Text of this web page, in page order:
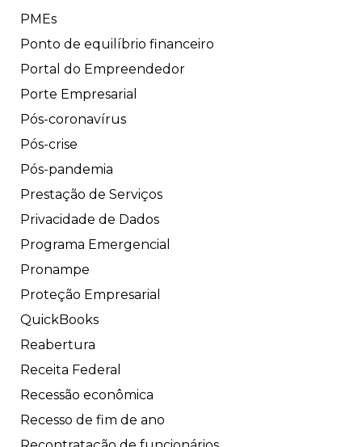
PMEs
Ponto de equilíbrio financeiro
Portal do Empreendedor
Porte Empresarial
Pós-coronavírus
Pós-crise
Pós-pandemia
Prestação de Serviços
Privacidade de Dados
Programa Emergencial
Pronampe
Proteção Empresarial
QuickBooks
Reabertura
Receita Federal
Recessão econômica
Recesso de fim de ano